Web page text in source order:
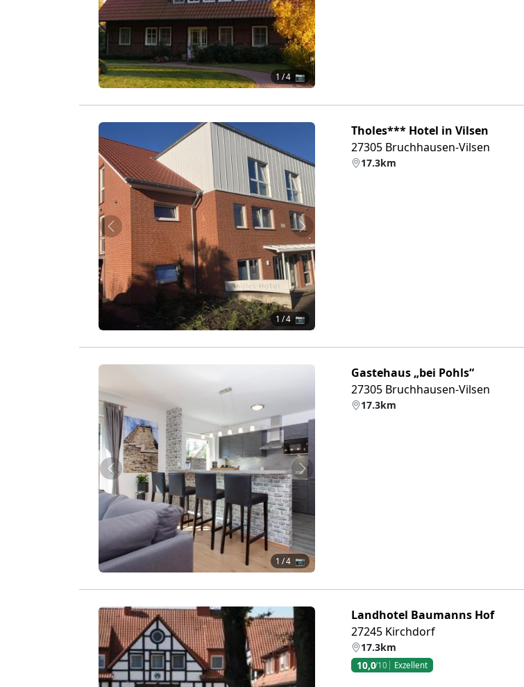
1 / 4 📷
Zurück Weiter
1 / 4 📷
Tholes*** Hotel in Vilsen
27305 Bruchhausen-Vilsen
17.3km
Zurück Weiter
1 / 4 📷
Gastehaus „bei Pohls“
27305 Bruchhausen-Vilsen
17.3km
Landhotel Baumanns Hof
27245 Kirchdorf
17.3km
10,0/10 Exzellent